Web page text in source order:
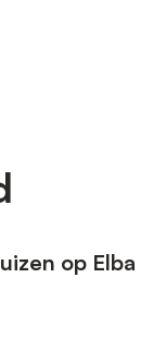
op Elba